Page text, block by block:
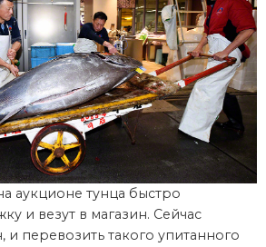
аукционе тунца быстро
и везут в магазин. Сейчас
перевозить такого упитанного